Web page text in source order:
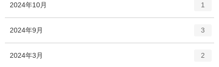
数
リ
ー
2024年10月
ー
1
2024年9月 3
2024年3月 2